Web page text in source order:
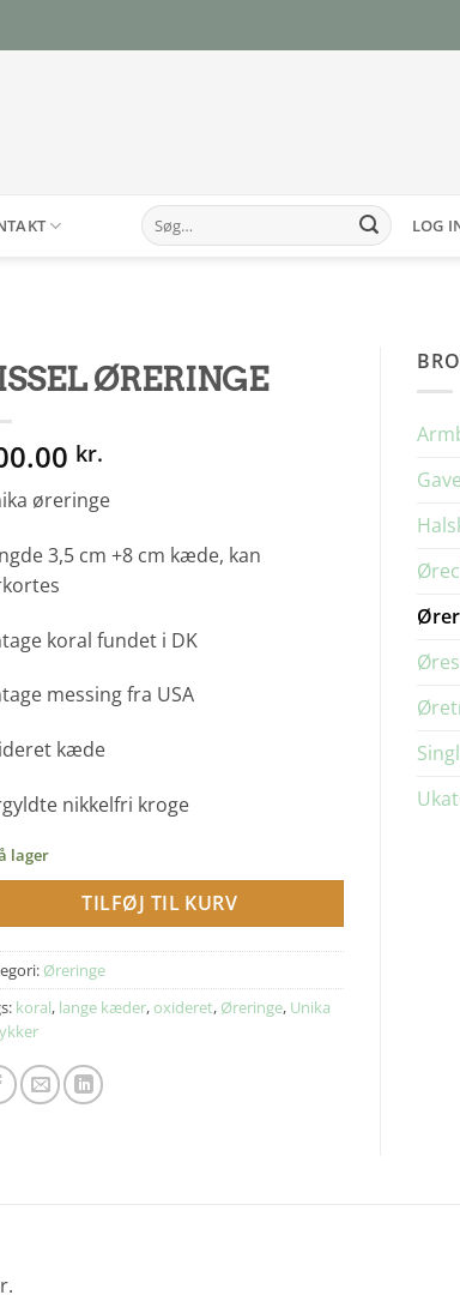
Søg
efter:
LOG
ØRERINGE
kr.
øreringe
3,5 cm +8 cm kæde, kan
koral fundet i DK
messing fra USA
kæde
nikkelfri kroge
lager
TILFØJ TIL KURV
Øreringe
koral, lange kæder, oxideret, Øreringe, Unika